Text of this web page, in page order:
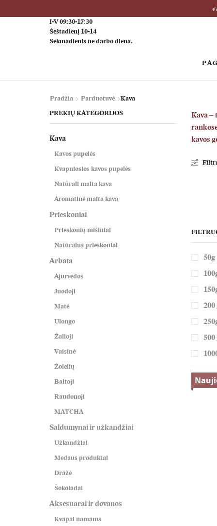
I-V 09:30-17:30
Šeštadienį 10-14
Sekmadienis ne darbo diena.
Pradžia Parduotuvė Kava
Kava–
kavos
50g
200
500
PREKIŲ KATEGORIJOS
Kava
Kavos pupelės
Kvapniosios kavos pupelės
Natūrali malta kava
Aromatinė malta kava
Prieskoniai
Prieskonių mišiniai
Natūralus prieskoniai
Arbata
Ajurvedos
Juodoji
Matė
Ulongo
Žalioji
Vaisinė
Žolelių
Baltoji
Raudonoji
MATCHA
Saldumynai ir užkandžiai
Užkandžiai
Medaus produktai
Dražė
Šokoladai
Aksesuarai ir dovanos
Kvapai namams